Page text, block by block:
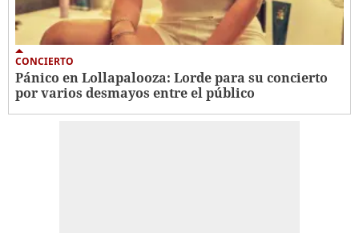
CONCIERTO
Pánico en Lollapalooza: Lorde para su concierto
por varios desmayos entre el público